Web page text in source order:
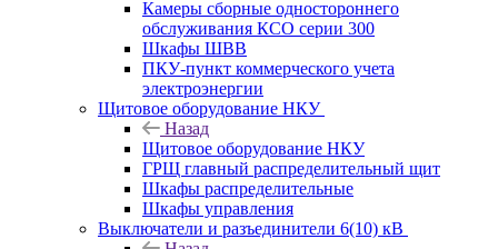
Камеры сборные одностороннего
обслуживания КСО серии 300
Шкафы ШВВ
ПКУ-пункт коммерческого учета
электроэнергии
Щитовое оборудование НКУ
Назад
Щитовое оборудование НКУ
ГРЩ главный распределительный щит
Шкафы распределительные
Шкафы управления
Выключатели и разъединители 6(10) кВ